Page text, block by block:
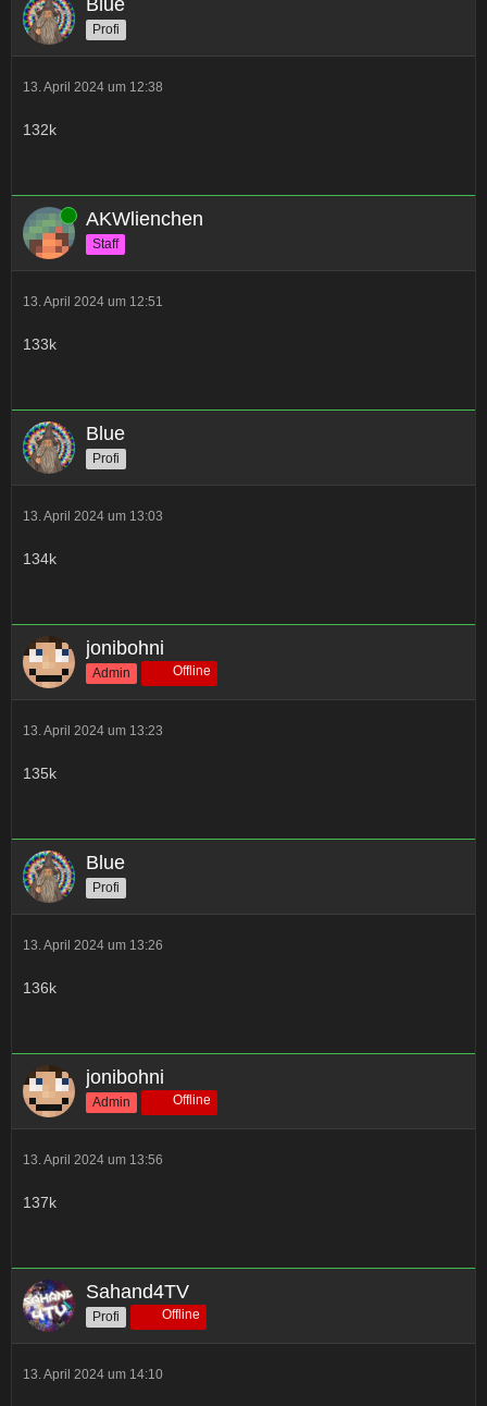
Blue
Profi
13. April 2024 um 12:38
132k
Online AKWlienchen
Staff
13. April 2024 um 12:51
133k
Blue
Profi
13. April 2024 um 13:03
134k
jonibohni
Admin Offline
13. April 2024 um 13:23
135k
Blue
Profi
13. April 2024 um 13:26
136k
jonibohni
Admin Offline
13. April 2024 um 13:56
137k
Sahand4TV
Profi Offline
13. April 2024 um 14:10